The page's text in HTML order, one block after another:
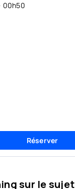
00h50
Réserver
sur le sujet